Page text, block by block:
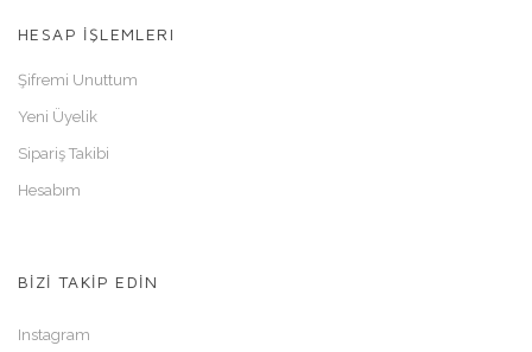
HESAP İŞLEMLERI
Şifremi Unuttum
Yeni Üyelik
Sipariş Takibi
Hesabım
BİZİ TAKİP EDİN
Instagram